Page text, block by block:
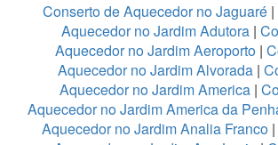
Conserto de Aquecedor no Jaguaré |
Aquecedor no Jardim Adutora|
Aquecedor no Jardim Aeroporto|
Aquecedor no Jardim Alvorada|
Aquecedor no Jardim America |
Aquecedor no Jardim America da
Aquecedor no Jardim Analia Franco |